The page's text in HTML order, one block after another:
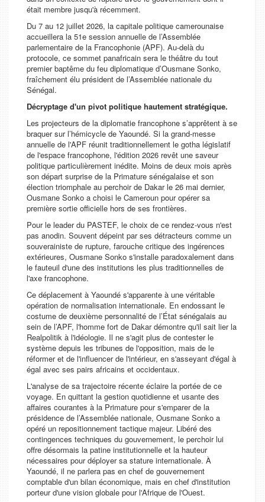
était membre jusqu'à récemment.
Du 7 au 12 juillet 2026, la capitale politique camerounaise
accueillera la 51e session annuelle de l’Assemblée
parlementaire de la Francophonie (APF). Au-delà du
protocole, ce sommet panafricain sera le théâtre du tout
premier baptême du feu diplomatique d’Ousmane Sonko,
fraîchement élu président de l’Assemblée nationale du
Sénégal.
Décryptage d'un pivot politique hautement stratégique.
Les projecteurs de la diplomatie francophone s’apprêtent à se
braquer sur l’hémicycle de Yaoundé. Si la grand-messe
annuelle de l'APF réunit traditionnellement le gotha législatif
de l'espace francophone, l'édition 2026 revêt une saveur
politique particulièrement inédite. Moins de deux mois après
son départ surprise de la Primature sénégalaise et son
élection triomphale au perchoir de Dakar le 26 mai dernier,
Ousmane Sonko a choisi le Cameroun pour opérer sa
première sortie officielle hors de ses frontières.
Pour le leader du PASTEF, le choix de ce rendez-vous n'est
pas anodin. Souvent dépeint par ses détracteurs comme un
souverainiste de rupture, farouche critique des ingérences
extérieures, Ousmane Sonko s'installe paradoxalement dans
le fauteuil d'une des institutions les plus traditionnelles de
l'axe francophone.
Ce déplacement à Yaoundé s'apparente à une véritable
opération de normalisation internationale. En endossant le
costume de deuxième personnalité de l’État sénégalais au
sein de l’APF, l'homme fort de Dakar démontre qu'il sait lier la
Realpolitik à l'idéologie. Il ne s'agit plus de contester le
système depuis les tribunes de l'opposition, mais de le
réformer et de l'influencer de l'intérieur, en s'asseyant d'égal à
égal avec ses pairs africains et occidentaux.
L'analyse de sa trajectoire récente éclaire la portée de ce
voyage. En quittant la gestion quotidienne et usante des
affaires courantes à la Primature pour s'emparer de la
présidence de l’Assemblée nationale, Ousmane Sonko a
opéré un repositionnement tactique majeur. Libéré des
contingences techniques du gouvernement, le perchoir lui
offre désormais la patine institutionnelle et la hauteur
nécessaires pour déployer sa stature internationale. À
Yaoundé, il ne parlera pas en chef de gouvernement
comptable d'un bilan économique, mais en chef d'institution
porteur d'une vision globale pour l'Afrique de l'Ouest.